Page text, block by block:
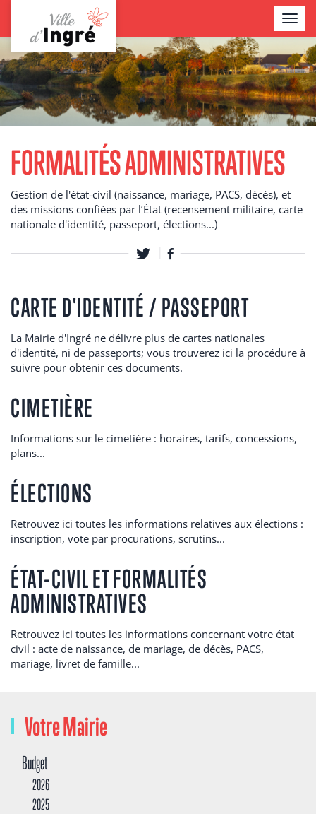
contenu
principal
Contenu
FORMALITÉS ADMINISTRATIVES
Gestion de l'état-civil (naissance, mariage, PACS, décès), et
des missions confiées par l’État (recensement militaire, carte
nationale d'identité, passeport, élections...)
CARTE D'IDENTITÉ / PASSEPORT
La Mairie d'Ingré ne délivre plus de cartes nationales
d'identité, ni de passeports; vous trouverez ici la procédure à
suivre pour obtenir ces documents.
CIMETIÈRE
Informations sur le cimetière : horaires, tarifs, concessions,
plans...
ÉLECTIONS
Retrouvez ici toutes les informations relatives aux élections :
inscription, vote par procurations, scrutins...
ÉTAT-CIVIL ET FORMALITÉS
ADMINISTRATIVES
Retrouvez ici toutes les informations concernant votre état
civil : acte de naissance, de mariage, de décès, PACS,
mariage, livret de famille...
Votre Mairie
Budget
2026
2025